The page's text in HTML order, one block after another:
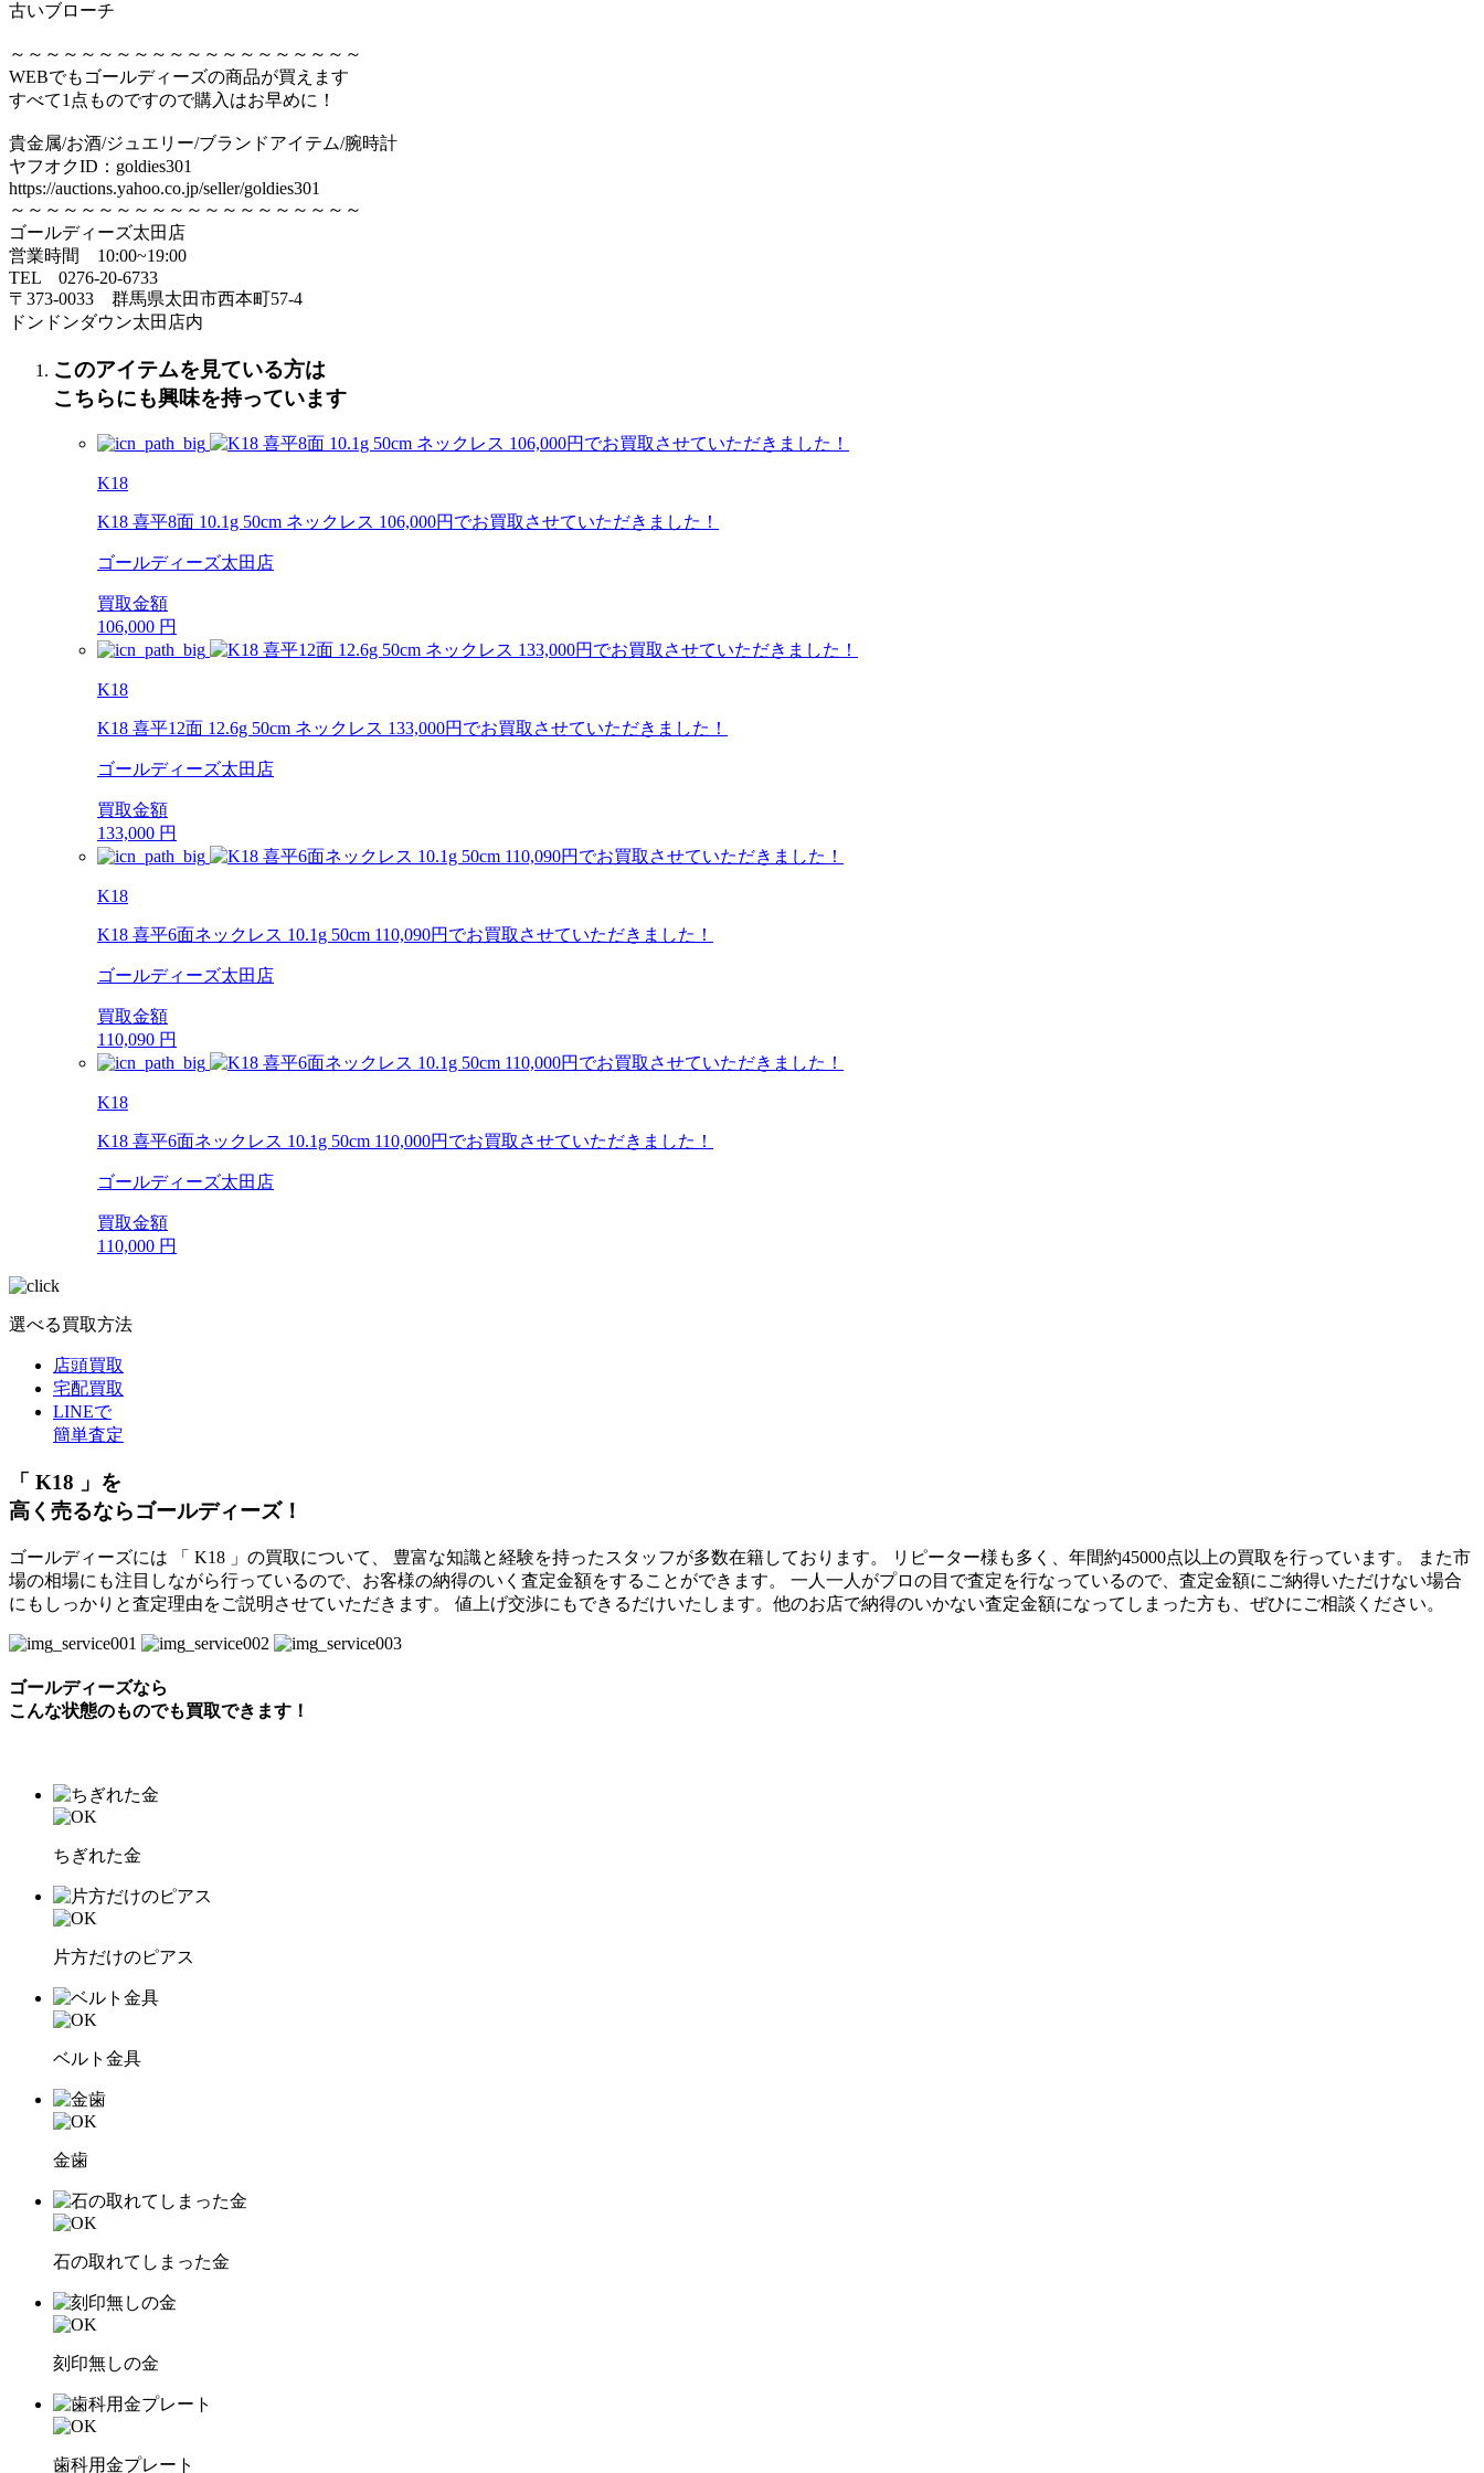
古いブローチ
～～～～～～～～～～～～～～～～～～～～
WEBでもゴールディーズの商品が買えます
すべて1点ものですので購入はお早めに！
貴金属/お酒/ジュエリー/ブランドアイテム/腕時計
ヤフオクID：goldies301
https://auctions.yahoo.co.jp/seller/goldies301
～～～～～～～～～～～～～～～～～～～～
ゴールディーズ太田店
営業時間 10:00~19:00
TEL 0276‐20‐6733
〒373‐0033 群馬県太田市西本町57‐4
ドンドンダウン太田店内
このアイテムを見ている方は
こちらにも興味を持っています
K18
K18 喜平8面 10.1g 50cm ネックレス 106,000円でお買取させていただきました！
ゴールディーズ太田店
買取金額
106,000 円
K18
K18 喜平12面 12.6g 50cm ネックレス 133,000円でお買取させていただきました！
ゴールディーズ太田店
買取金額
133,000 円
K18
K18 喜平6面ネックレス 10.1g 50cm 110,090円でお買取させていただきました！
ゴールディーズ太田店
買取金額
110,090 円
K18
K18 喜平6面ネックレス 10.1g 50cm 110,000円でお買取させていただきました！
ゴールディーズ太田店
買取金額
110,000 円
選べる買取方法
店頭買取
宅配買取
LINEで
簡単査定
「 K18 」を
高く売るならゴールディーズ！
ゴールディーズには 「 K18 」の買取について、 豊富な知識と経験を持ったスタッフが多数在籍しております。 リピーター様も多く、年間約45000点以上の買取を行っています。 また市
場の相場にも注目しながら行っているので、お客様の納得のいく査定金額をすることができます。 一人一人がプロの目で査定を行なっているので、査定金額にご納得いただけない場合
にもしっかりと査定理由をご説明させていただきます。 値上げ交渉にもできるだけいたします。他のお店で納得のいかない査定金額になってしまった方も、ぜひにご相談ください。
ゴールディーズなら
こんな状態のものでも買取できます！
ちぎれた金
片方だけのピアス
ベルト金具
金歯
石の取れてしまった金
刻印無しの金
歯科用金プレート